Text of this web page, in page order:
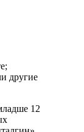
другие
12